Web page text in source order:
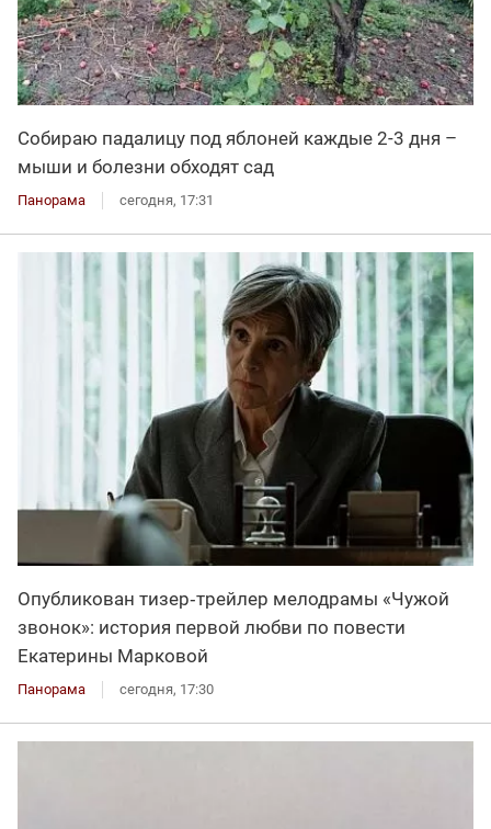
Собираю падалицу под яблоней каждые 2-3 дня –
мыши и болезни обходят сад
Панорама сегодня, 17:31
Опубликован тизер‑трейлер мелодрамы «Чужой
звонок»: история первой любви по повести
Екатерины Марковой
Панорама сегодня, 17:30